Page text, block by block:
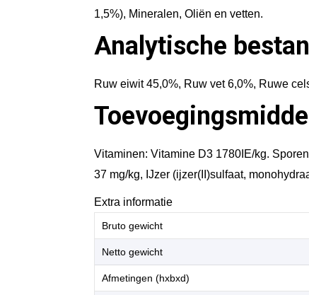
1,5%), Mineralen, Oliën en vetten.
Analytische
Ruw eiwit 45,0%, Ruw vet 6,0%, Ruwe
Vitaminen: Vitamine D3 1780IE/kg.
37 mg/kg, IJzer (ijzer(II)sulfaat,
Extra informatie
Bruto gewicht
Netto gewicht
Afmetingen (hxbxd)